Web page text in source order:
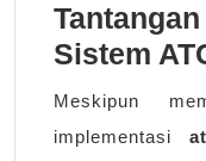
Sistem
Meskipun
implementasi